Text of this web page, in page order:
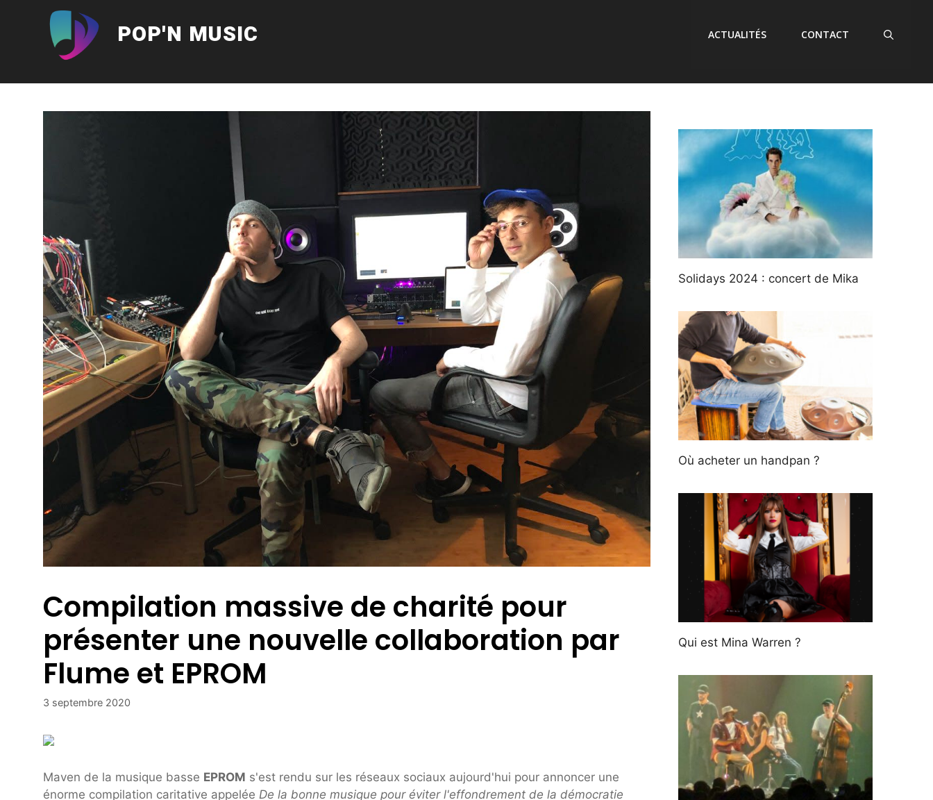
POP'N MUSIC ACTUALITÉS CONTACT
Compilation massive de charité pour
présenter une nouvelle collaboration par
Flume et EPROM
3 septembre 2020
Maven de la musique basse EPROM s'est rendu sur les réseaux sociaux aujourd'hui pour annoncer une
énorme compilation caritative appelée De la bonne musique pour éviter l'effondrement de la démocratie
Solidays 2024 : concert de Mika
Où acheter un handpan ?
Qui est Mina Warren ?